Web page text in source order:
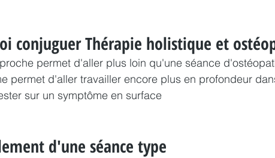
conjuguer Thérapie holistique et
permet d'aller plus loin qu'une séance
permet d'aller travailler encore plus en profondeur
sur un symptôme en surface
d'une séance type